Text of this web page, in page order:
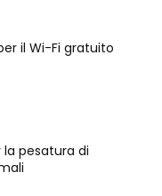
il Wi-Fi gratuito
la pesatura di